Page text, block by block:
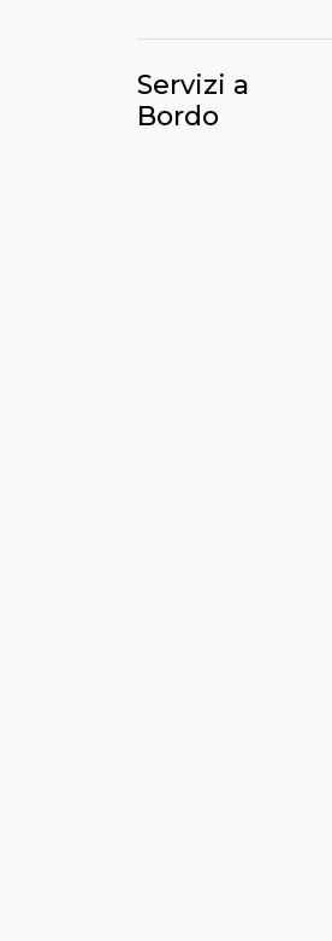
Servizi a
Bordo